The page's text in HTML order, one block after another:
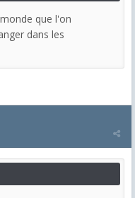
que l'on
dans les